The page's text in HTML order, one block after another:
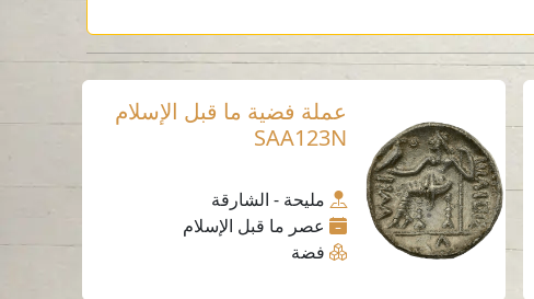
عملة فضية ما قبل الإسلام
SAA123N
مليحة - الشارقة
عصر ما قبل الإسلام
فضة